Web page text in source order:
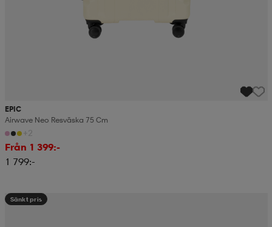
EPIC
Airwave Neo Resväska 75 Cm
+2
Från 1 399:-
1 799:-
Sänkt pris